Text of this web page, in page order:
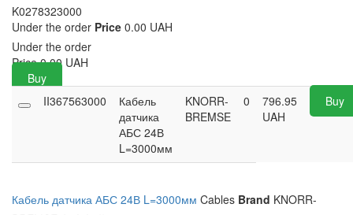
K0278323000
Under the order Price 0.00 UAH
Under the order
Price 0.00 UAH
Buy
II367563000
Кабель
датчика
АБС 24В
L=3000мм
KNORR-
BREMSE
0
796.95
UAH
Buy
Кабель датчика АБС 24В L=3000мм Cables Brand KNORR-